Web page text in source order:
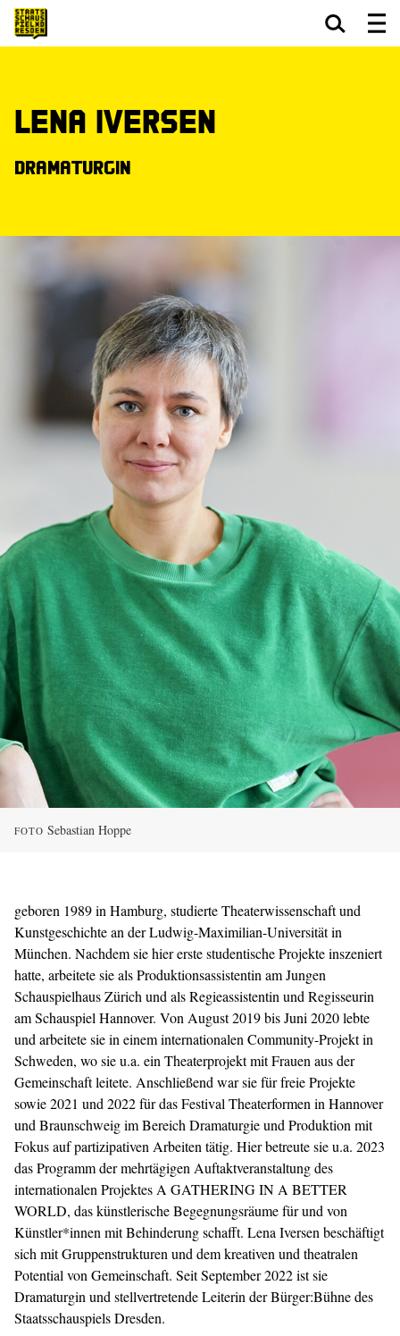
Lena Iversen
Dramaturgin
FOTO Sebastian Hoppe
geboren 1989 in Hamburg, studierte Theaterwissenschaft und
Kunstgeschichte an der Ludwig-Maximilian-Universität in
München. Nachdem sie hier erste studentische Projekte inszeniert
hatte, arbeitete sie als Produktionsassistentin am Jungen
Schauspielhaus Zürich und als Regieassistentin und Regisseurin
am Schauspiel Hannover. Von August 2019 bis Juni 2020 lebte
und arbeitete sie in einem internationalen Community-Projekt in
Schweden, wo sie u.a. ein Theaterprojekt mit Frauen aus der
Gemeinschaft leitete. Anschließend war sie für freie Projekte
sowie 2021 und 2022 für das Festival Theaterformen in Hannover
und Braunschweig im Bereich Dramaturgie und Produktion mit
Fokus auf partizipativen Arbeiten tätig. Hier betreute sie u.a. 2023
das Programm der mehrtägigen Auftaktveranstaltung des
internationalen Projektes A GATHERING IN A BETTER
WORLD, das künstlerische Begegnungsräume für und von
Künstler*innen mit Behinderung schafft. Lena Iversen beschäftigt
sich mit Gruppenstrukturen und dem kreativen und theatralen
Potential von Gemeinschaft. Seit September 2022 ist sie
Dramaturgin und stellvertretende Leiterin der Bürger:Bühne des
Staatsschauspiels Dresden.